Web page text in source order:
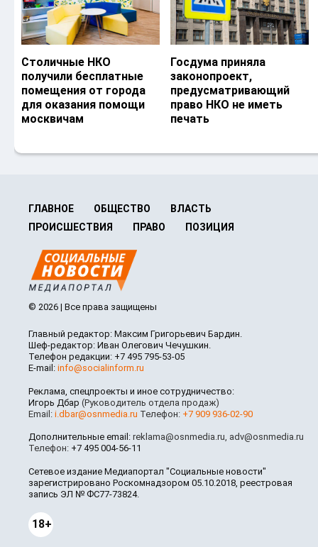
Столичные НКО
получили бесплатные
помещения от города
для оказания помощи
москвичам
Госдума приняла
законопроект,
предусматривающий
право НКО не иметь
печать
ГЛАВНОЕ ОБЩЕСТВО
ВЛАСТЬ
ПРОИСШЕСТВИЯ
ПРАВО ПОЗИЦИЯ
© 2026 | Все права защищены
Главный редактор: Максим Григорьевич Бардин.
Шеф-редактор: Иван Олегович Чечушкин.
Телефон редакции: +7 495 795-53-05
E-mail: info@socialinform.ru
Реклама, спецпроекты и иное сотрудничество:
Игорь Дбар (Руководитель отдела продаж)
Email: i.dbar@osnmedia.ru Телефон: +7 909 936-02-90
Дополнительные email: reklama@osnmedia.ru, adv@osnmedia.ru
Телефон: +7 495 004-56-11
Сетевое издание Медиапортал "Социальные новости"
зарегистрировано Роскомнадзором 05.10.2018, реестровая
запись ЭЛ № ФС77-73824.
18+